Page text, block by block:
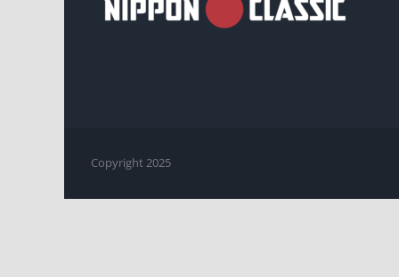
Copyright 2025